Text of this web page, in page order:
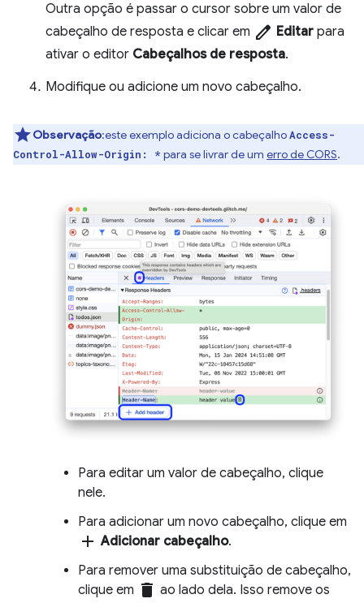
Outra opção é passar o cursor sobre um valor de
cabeçalho de resposta e clicar em edit Editar para
ativar o editor Cabeçalhos de resposta.
Modifique ou adicione um novo cabeçalho.
Observação:este exemplo adiciona o cabeçalhoAccess-
Control-Allow-Origin: * para se livrar de um erro de CORS.
Para editar um valor de cabeçalho, clique
nele.
Para adicionar um novo cabeçalho, clique em
add Adicionar cabeçalho.
Para remover uma substituição de cabeçalho,
clique em delete ao lado dela. Isso remove os